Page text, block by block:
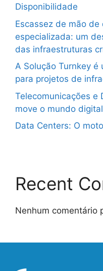
Disponibilidade
Escassez de mão de
especializada: um
das infraestruturas
A Solução Turnkey
para projetos de
Telecomunicações e
move o mundo digital
Data Centers: O
Recent
Nenhum comentário